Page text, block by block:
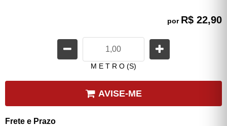
por R$ 22,90
M E T R O (S)
AVISE-ME
Frete e Prazo